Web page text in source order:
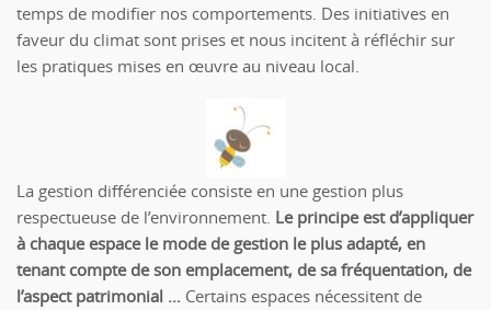
temps de modifier nos comportements. Des initiatives en
faveur du climat sont prises et nous incitent à réfléchir sur
les pratiques mises en œuvre au niveau local.
La gestion différenciée consiste en une gestion plus
respectueuse de l’environnement. Le principe est d’appliquer
à chaque espace le mode de gestion le plus adapté, en
tenant compte de son emplacement, de sa fréquentation, de
l’aspect patrimonial … Certains espaces nécessitent de